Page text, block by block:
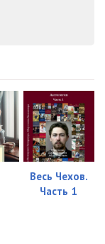
Весь Чехов.
Часть 1